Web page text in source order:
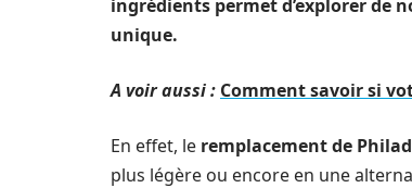
ingrédients permet d’explorer de
unique.
A voir aussi : Comment savoir si
En effet, le remplacement de
plus légère ou encore en une